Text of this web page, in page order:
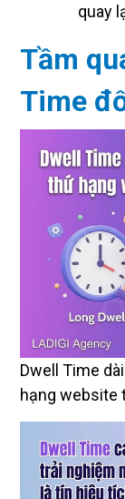
quay
Tầm
Time
Dwell Time
hạng website